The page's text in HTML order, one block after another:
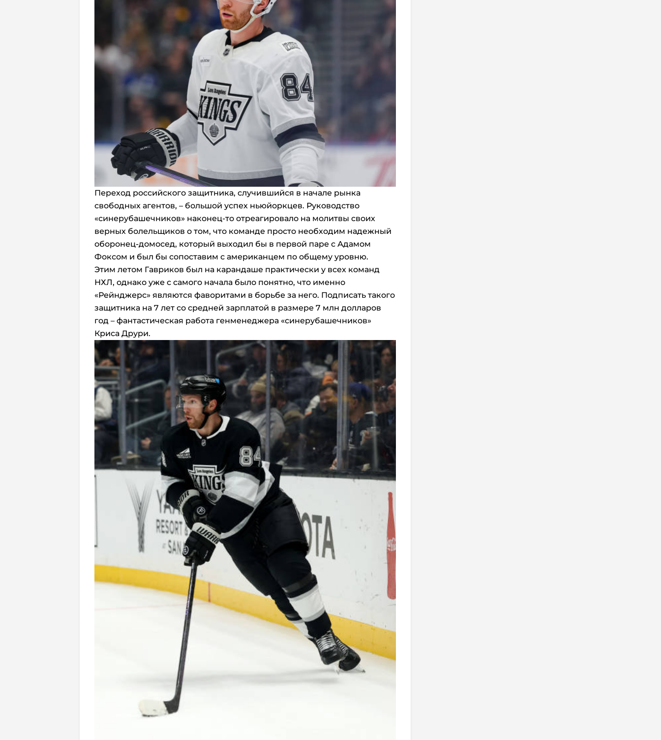
Переход российского защитника, случившийся в начале рынка
свободных агентов, – большой успех ньюйоркцев. Руководство
«синерубашечников» наконец-то отреагировало на молитвы своих
верных болельщиков о том, что команде просто необходим надежный
оборонец-домосед, который выходил бы в первой паре с Адамом
Фоксом и был бы сопоставим с американцем по общему уровню.
Этим летом Гавриков был на карандаше практически у всех команд
НХЛ, однако уже с самого начала было понятно, что именно
«Рейнджерс» являются фаворитами в борьбе за него. Подписать такого
защитника на 7 лет со средней зарплатой в размере 7 млн долларов
год – фантастическая работа генменеджера «синерубашечников»
Криса Друри.